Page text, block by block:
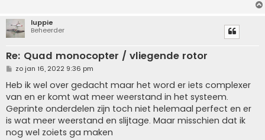
luppie
Beheerder
Re: Quad monocopter / vliegende rotor
B
r
i
c
h
t
zo jan 16, 2022 9:36 pm
Heb ik wel over gedacht maar het word er iets complexer
van en er komt wat meer weerstand in het systeem.
Geprinte onderdelen zijn toch niet helemaal perfect en er
is wat meer weerstand en slijtage. Maar misschien dat ik
nog wel zoiets ga maken